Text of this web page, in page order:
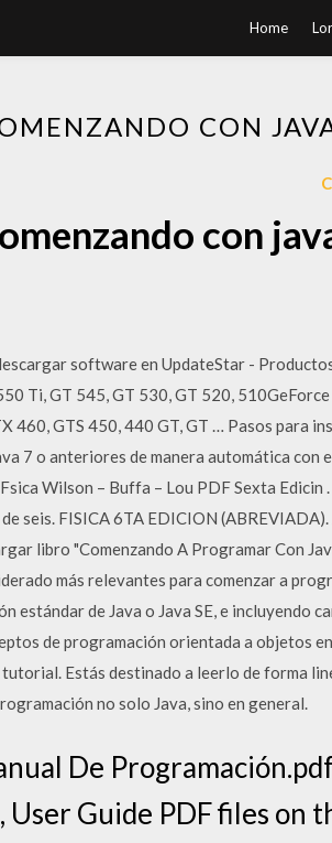
Home
CON
con
software en UpdateStar -
Ti, GT 545, GT 530, GT 520,
460, GTS 450, 440 GT, GT … Pasos para
7 o anteriores de manera automática con
Wilson – Buffa – Lou PDF Sexta
seis. FISICA 6TA EDICION (ABREVIADA).
libro "Comenzando A Programar Con
más relevantes para comenzar a
estándar de Java o Java SE, e incluyendo
de programación orientada a objetos
Estás destinado a leerlo de forma
no solo Java, sino en general.
De
User Guide PDF files on